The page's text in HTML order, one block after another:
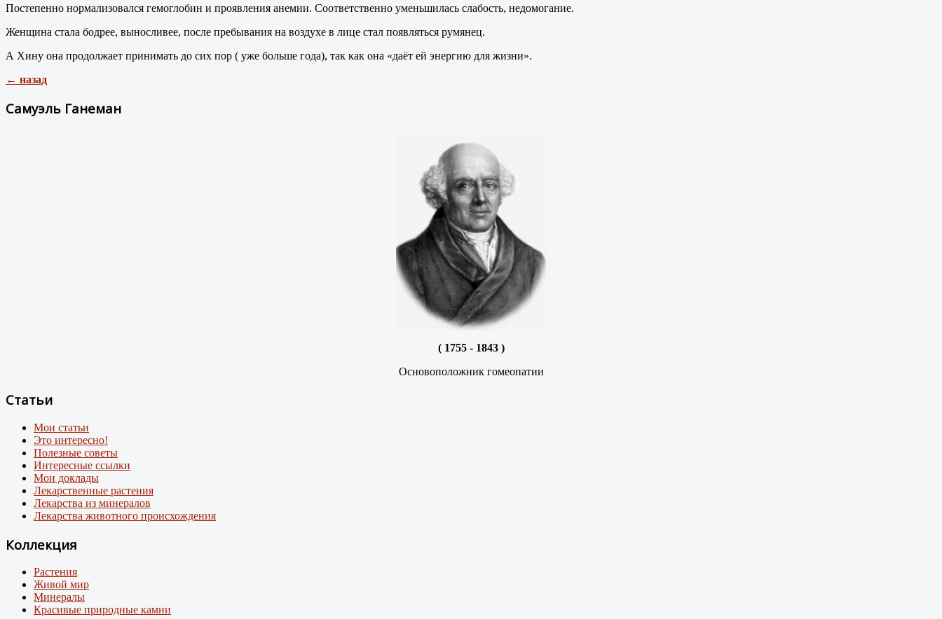
Постепенно нормализовался гемоглобин и проявления анемии. Соответственно уменьшилась слабость, недомогание.
Женщина стала бодрее, выносливее, после пребывания на воздухе в лице стал появляться румянец.
А Хину она продолжает принимать до сих пор ( уже больше года), так как она «даёт ей энергию для жизни».
← назад
Самуэль Ганеман
( 1755 - 1843 )
Основоположник гомеопатии
Статьи
Мои статьи
Это интересно!
Полезные советы
Интересные ссылки
Мои доклады
Лекарственные растения
Лекарства из минералов
Лекарства животного происхождения
Коллекция
Растения
Живой мир
Минералы
Красивые природные камни